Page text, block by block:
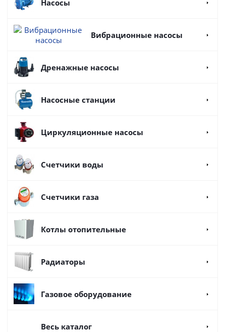
Насосы
Вибрационные насосы
Дренажные насосы
Насосные станции
Циркуляционные насосы
Счетчики воды
Счетчики газа
Котлы отопительные
Радиаторы
Газовое оборудование
Весь каталог